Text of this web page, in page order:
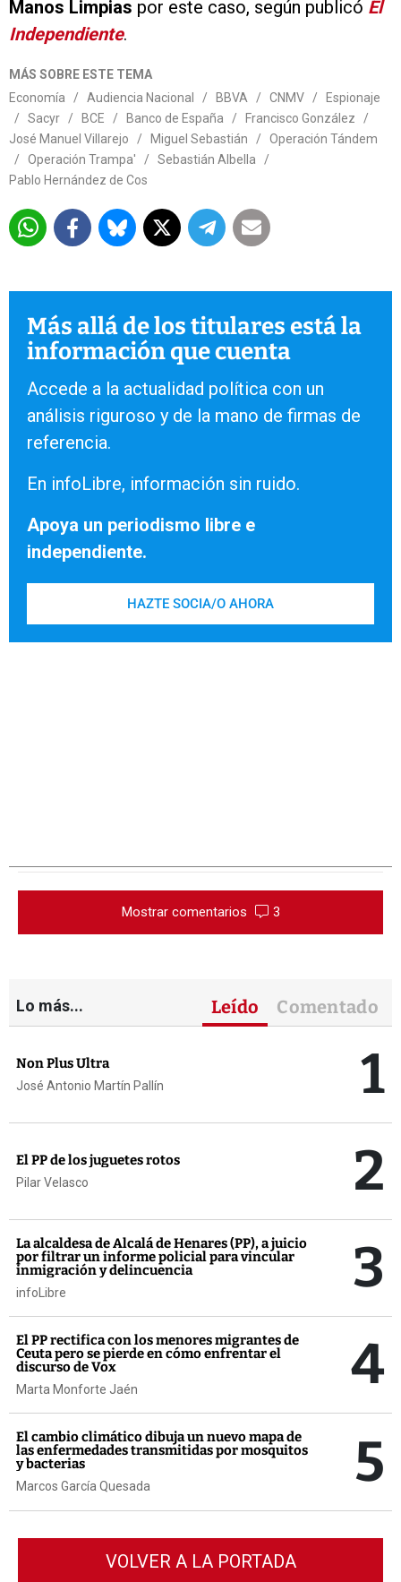
Manos Limpias por este caso, según publicó El
Independiente.
MÁS SOBRE ESTE TEMA
Economía
/ Audiencia Nacional / BBVA / CNMV /
Espionaje
/
Sacyr / BCE / Banco de España / Francisco González
/
José Manuel Villarejo
/ Miguel Sebastián /
Operación Tándem
/
Operación Trampa' / Sebastián Albella
/
Pablo Hernández de Cos
Más allá de los titulares está la
información que cuenta
Accede a la actualidad política con un
análisis riguroso y de la mano de firmas de
referencia.
En infoLibre, información sin ruido.
Apoya un periodismo libre e
independiente.
HAZTE SOCIA/O AHORA
Mostrar comentarios 3
Lo más... Leído Comentado
Non Plus Ultra
José Antonio Martín Pallín 1
El PP de los juguetes rotos
Pilar Velasco 2
La alcaldesa de Alcalá de Henares (PP), a juicio
por filtrar un informe policial para vincular
inmigración y delincuencia
infoLibre 3
El PP rectifica con los menores migrantes de
Ceuta pero se pierde en cómo enfrentar el
discurso de Vox
Marta Monforte Jaén 4
El cambio climático dibuja un nuevo mapa de
las enfermedades transmitidas por mosquitos
y bacterias
Marcos García Quesada 5
VOLVER A LA PORTADA